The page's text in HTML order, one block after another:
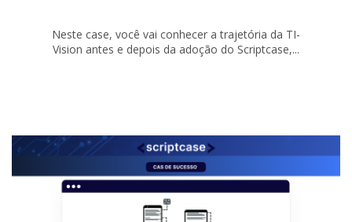
Neste case, você vai conhecer a trajetória da TI-
Vision antes e depois da adoção do Scriptcase,...